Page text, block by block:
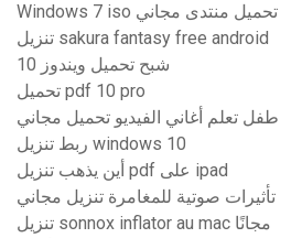
Windows 7 iso تحميل منتدى مجاني
تنزيل sakura fantasy free android
شبح تحميل ويندوز 10
تحميل pdf 10 pro
طفل تعلم أغاني الفيديو تحميل مجاني
ربط تنزيل windows 10
أين يذهب تنزيل pdf على ipad
تأثيرات صوتية للمغامرة تنزيل مجاني
تنزيل sonnox inflator au mac مجانًا